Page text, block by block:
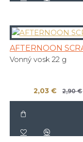
Vonný vosk 22 g
2,03 € 2,90 €